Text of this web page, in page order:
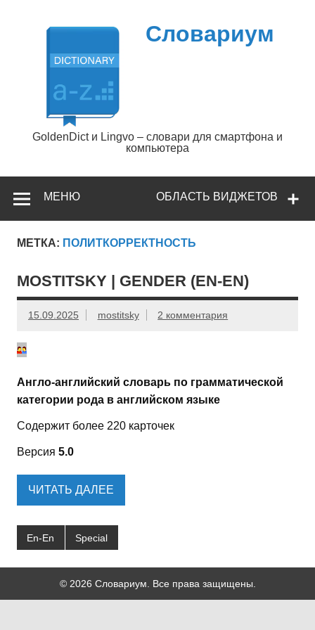
содержимому
Словариум
GoldenDict и Lingvo – словари для смартфона и
компьютера
ОБЛАСТЬ ВИДЖЕТОВ
МЕНЮ
МЕТКА: ПОЛИТКОРРЕКТНОСТЬ
MOSTITSKY | GENDER (EN-EN)
15.09.2025 mostitsky 2 комментария
Англо-английский словарь по грамматической
категории рода в английском языке
Содержит более 220 карточек
Версия 5.0
ЧИТАТЬ ДАЛЕЕ
En-En Special
© 2026 Словариум. Все права защищены.